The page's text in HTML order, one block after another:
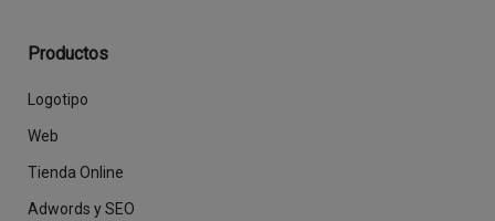
Productos
Logotipo
Web
Tienda Online
Adwords y SEO